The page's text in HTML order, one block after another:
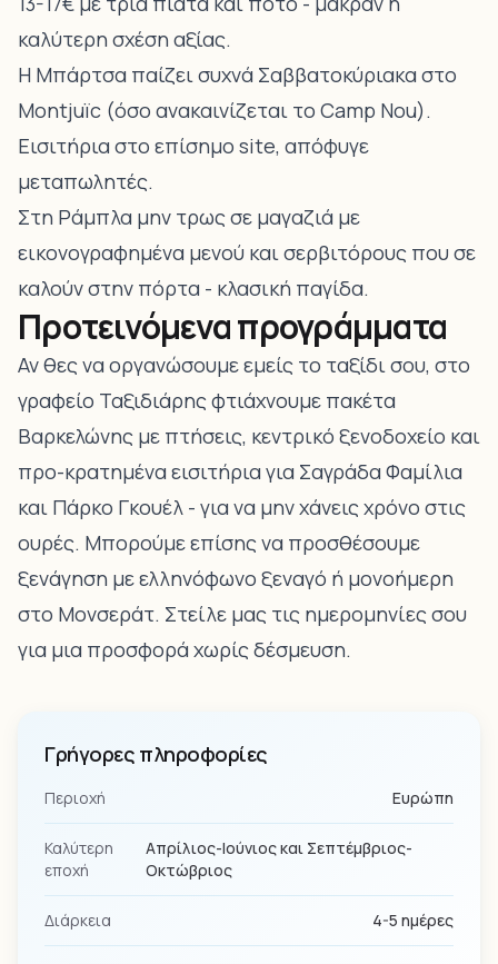
καλύτερη σχέση αξίας.
Η Μπάρτσα παίζει συχνά Σαββατοκύριακα στο
Montjuïc (όσο ανακαινίζεται το Camp Nou).
Εισιτήρια στο επίσημο site, απόφυγε
μεταπωλητές.
Στη Ράμπλα μην τρως σε μαγαζιά με
εικονογραφημένα μενού και σερβιτόρους που σε
καλούν στην πόρτα - κλασική παγίδα.
Προτεινόμενα προγράμματα
Αν θες να οργανώσουμε εμείς το ταξίδι σου, στο
γραφείο Ταξιδιάρης φτιάχνουμε πακέτα
Βαρκελώνης με πτήσεις, κεντρικό ξενοδοχείο και
προ-κρατημένα εισιτήρια για Σαγράδα Φαμίλια
και Πάρκο Γκουέλ - για να μην χάνεις χρόνο στις
ουρές. Μπορούμε επίσης να προσθέσουμε
ξενάγηση με ελληνόφωνο ξεναγό ή μονοήμερη
στο Μονσεράτ. Στείλε μας τις ημερομηνίες σου
για μια προσφορά χωρίς δέσμευση.
Γρήγορες πληροφορίες
Περιοχή Ευρώπη
Καλύτερη
εποχή
Απρίλιος-Ιούνιος και Σεπτέμβριος-
Οκτώβριος
Διάρκεια 4-5 ημέρες